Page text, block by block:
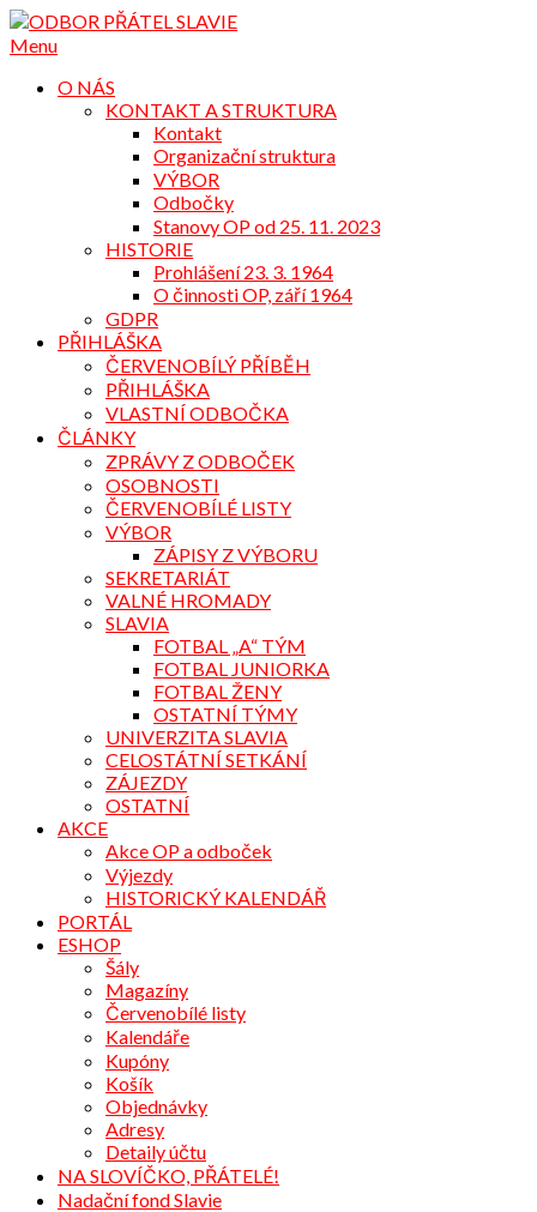
Přejdi
na
Menu
O NÁS
KONTAKT A STRUKTURA
Kontakt
Organizační struktura
VÝBOR
Odbočky
Stanovy OP od 25. 11. 2023
HISTORIE
Prohlášení 23. 3. 1964
O činnosti OP, září 1964
GDPR
PŘIHLÁŠKA
ČERVENOBÍLÝ PŘÍBĚH
PŘIHLÁŠKA
VLASTNÍ ODBOČKA
ČLÁNKY
ZPRÁVY Z ODBOČEK
OSOBNOSTI
ČERVENOBÍLÉ LISTY
VÝBOR
ZÁPISY Z VÝBORU
SEKRETARIÁT
VALNÉ HROMADY
SLAVIA
FOTBAL „A“ TÝM
FOTBAL JUNIORKA
FOTBAL ŽENY
OSTATNÍ TÝMY
UNIVERZITA SLAVIA
CELOSTÁTNÍ SETKÁNÍ
ZÁJEZDY
OSTATNÍ
AKCE
Akce OP a odboček
Výjezdy
HISTORICKÝ KALENDÁŘ
PORTÁL
ESHOP
Šály
Magazíny
Červenobílé listy
Kalendáře
Kupóny
Košík
Objednávky
Adresy
Detaily účtu
NA SLOVÍČKO, PŘÁTELÉ!
Nadační fond Slavie